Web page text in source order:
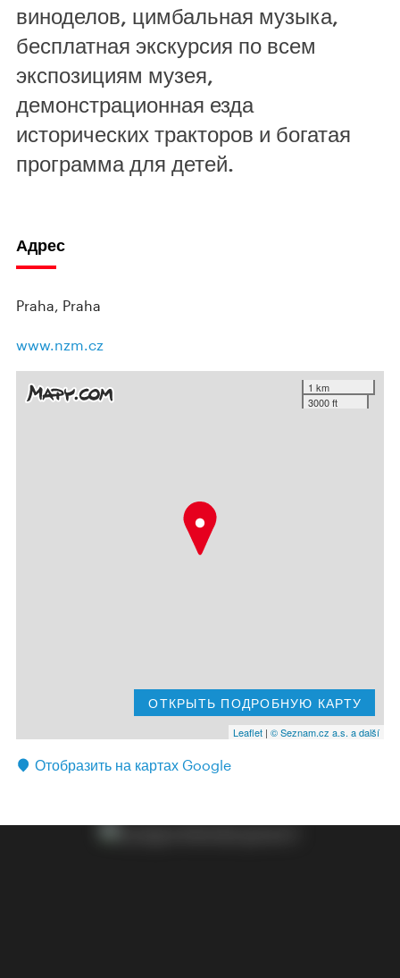
виноделов, цимбальная музыка,
бесплатная экскурсия по всем
экспозициям музея,
демонстрационная езда
исторических тракторов и богатая
программа для детей.
Адрес
Praha, Praha
www.nzm.cz
1 km
3000 ft
ОТКРЫТЬ ПОДРОБНУЮ КАРТУ
Leaflet | © Seznam.cz a.s. a další
Отобразить на картах Google